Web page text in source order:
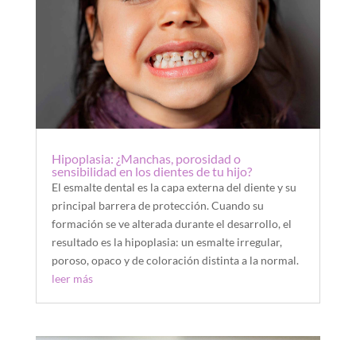
Hipoplasia: ¿Manchas, porosidad o
sensibilidad en los dientes de tu hijo?
El esmalte dental es la capa externa del diente y su
principal barrera de protección. Cuando su
formación se ve alterada durante el desarrollo, el
resultado es la hipoplasia: un esmalte irregular,
poroso, opaco y de coloración distinta a la normal.
leer más